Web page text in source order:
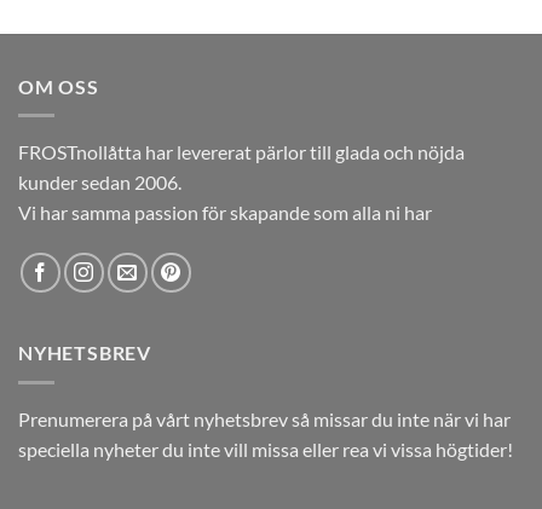
priset priset
OM OSS
FROSTnollåtta har levererat pärlor till glada och nöjda
kunder sedan 2006.
Vi har samma passion för skapande som alla ni har
NYHETSBREV
Prenumerera på vårt nyhetsbrev så missar du inte när vi har
speciella nyheter du inte vill missa eller rea vi vissa högtider!